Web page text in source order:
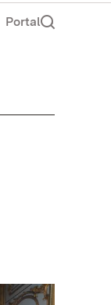
Portal